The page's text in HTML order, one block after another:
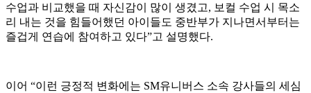
수업과 비교했을 때 자신감이 많이 생겼고, 보컬 수업 시 목소
리 내는 것을 힘들어했던 아이들도 중반부가 지나면서부터는
즐겁게 연습에 참여하고 있다”고 설명했다.
이어 “이런 긍정적 변화에는 SM유니버스 소속 강사들의 세심